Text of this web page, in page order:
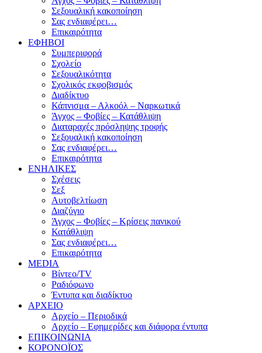
Σεξουαλική κακοποίηση
Σας ενδιαφέρει…
Επικαιρότητα
ΕΦΗΒΟΙ
Συμπεριφορά
Σχολείο
Σεξουαλικότητα
Σχολικός εκφοβισμός
Διαδίκτυο
Κάπνισμα – Αλκοόλ – Ναρκωτικά
Άγχος – Φοβίες – Κατάθλιψη
Διαταραχές πρόσληψης τροφής
Σεξουαλική κακοποίηση
Σας ενδιαφέρει…
Επικαιρότητα
ΕΝΗΛΙΚΕΣ
Σχέσεις
Σεξ
Αυτοβελτίωση
Διαζύγιο
Άγχος – Φοβίες – Κρίσεις πανικού
Κατάθλιψη
Σας ενδιαφέρει…
Επικαιρότητα
MEDIA
Βίντεο/TV
Ραδιόφωνο
Έντυπα και διαδίκτυο
ΑΡΧΕΙΟ
Αρχείο – Περιοδικά
Αρχείο – Εφημερίδες και διάφορα έντυπα
ΕΠΙΚΟΙΝΩΝΙΑ
ΚΟΡΟΝΟΪΟΣ